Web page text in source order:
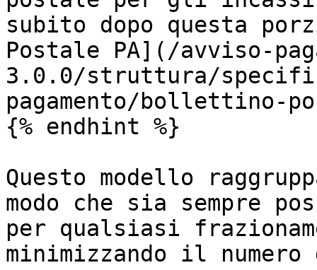
subito dopo questa
Postale PA](/avviso-
3.0.0/struttura/
pagamento/bollettino-
{% endhint %}
Questo modello
modo che sia sempre
per qualsiasi
minimizzando il